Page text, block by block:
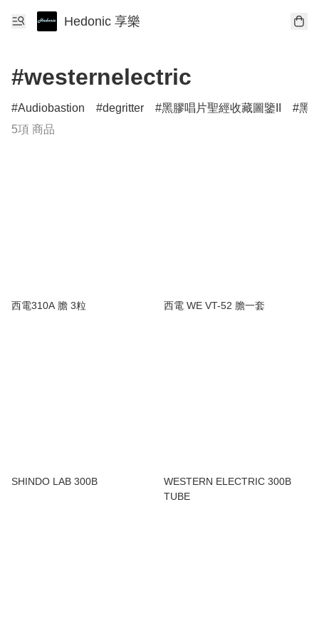
Hedonic 享樂
#westernelectric
Audiobastion degritter 黑膠唱片聖經收藏圖鑒II
黑
5項 商品
西電310A 膽 3粒 西電 WE VT-52 膽一套
SHINDO LAB 300B
WESTERN ELECTRIC 300B
TUBE